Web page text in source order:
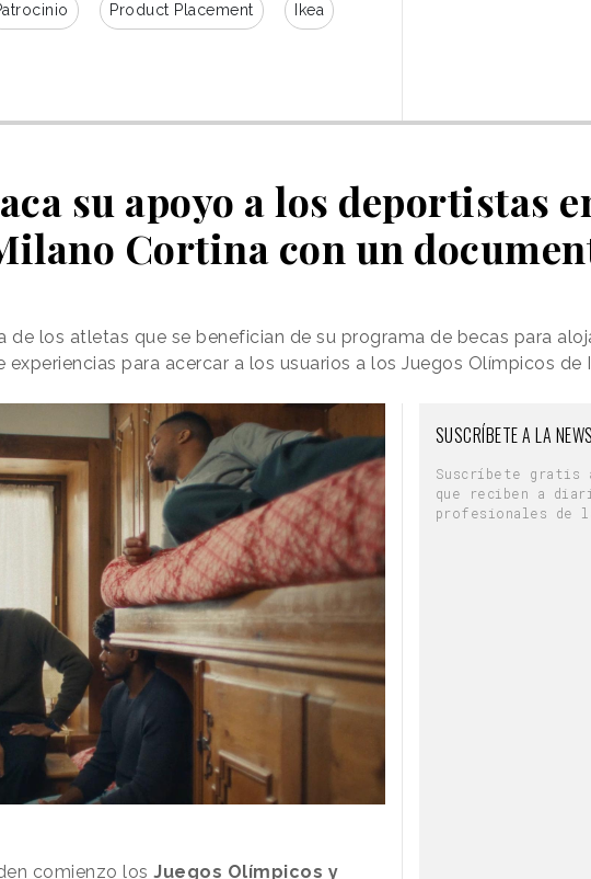
Daniele y Melisa, a quienes preguntó,
al espejo antes de salir de casa. Además
retransmisión de cada episodio de “First
de amor” a través de sus redes
Product Placement Ikea
su apoyo a los deportistas
Cortina con un
de los atletas que se benefician de su programa de becas para
para acercar a los usuarios a los Juegos Olímpicos de
comienzo los Juegos Olímpicos y
SUSCRÍBETE A LA
Suscríbete gratis
que reciben a
profesionales de